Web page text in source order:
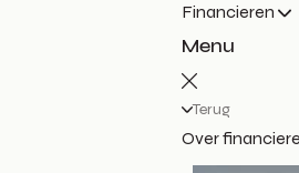
Financieren
Menu
Terug
Over